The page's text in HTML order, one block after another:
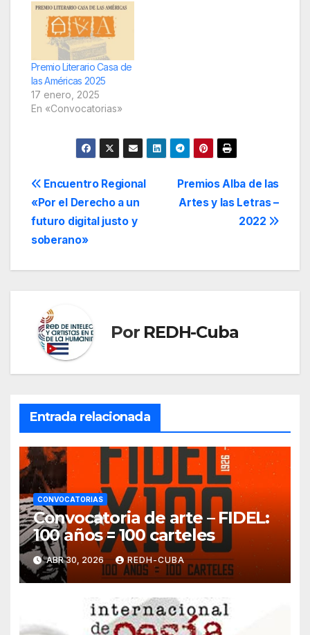
Premio Literario Casa de
las Américas 2025
17 enero, 2025
En «Convocatorias»
Navegación
de
entradas
Premios Alba de las
Artes y las Letras –
2022
Encuentro Regional
«Por el Derecho a un
futuro digital justo y
soberano»
Por REDH-Cuba
Entrada relacionada
CONVOCATORIAS
Convocatoria de arte – FIDEL:
100 años = 100 carteles
ABR 30, 2026 REDH-CUBA